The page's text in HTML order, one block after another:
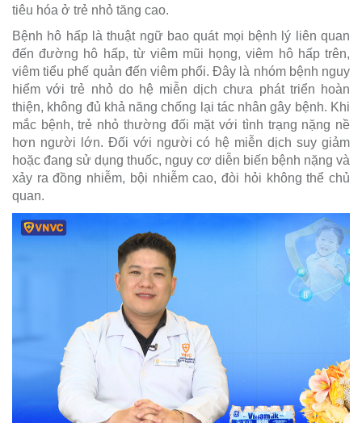
tiêu hóa ở trẻ nhỏ tăng cao.
Bệnh hô hấp là thuật ngữ bao quát mọi bệnh lý liên quan
đến đường hô hấp, từ viêm mũi họng, viêm hô hấp trên,
viêm tiểu phế quản đến viêm phổi. Đây là nhóm bệnh nguy
hiểm với trẻ nhỏ do hệ miễn dịch chưa phát triển hoàn
thiện, không đủ khả năng chống lại tác nhân gây bệnh. Khi
mắc bệnh, trẻ nhỏ thường đối mặt với tình trạng nặng nề
hơn người lớn. Đối với người có hệ miễn dịch suy giảm
hoặc đang sử dụng thuốc, nguy cơ diễn biến bệnh nặng và
xảy ra đồng nhiễm, bội nhiễm cao, đòi hỏi không thể chủ
quan.